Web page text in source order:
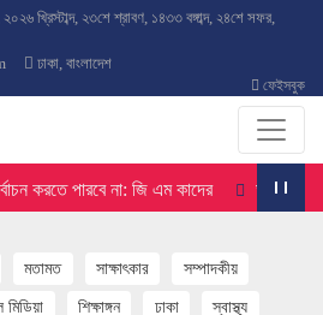
খ্রিস্টাব্দ, ২৩শে শ্রাবণ, ১৪৩৩ বঙ্গাব্দ, ২৪শে সফর,
ঢাকা, বাংলাদেশ
ফেইসবুক
করতে পারবে না: জি এম কাদের ডাকসু
মতামত সাক্ষাৎকার সম্পাদকীয়
শিক্ষাঙ্গন ঢাকা স্বাস্থ্য